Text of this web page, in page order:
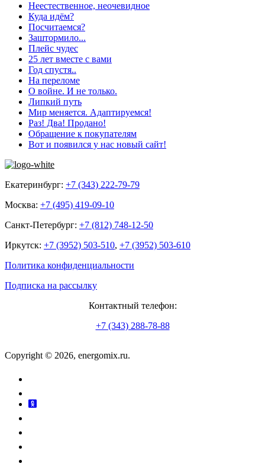
Неестественное, неочевидное
Куда идём?
Посчитаемся?
Заштормило...
Плейс чудес
25 лет вместе с вами
Год спустя..
На переломе
О войне. И не только.
Липкий путь
Мир меняется. Адаптируемся!
Раз! Два! Продано!
Обращение к покупателям
Вот и появился у нас новый сайт!
Екатеринбург: +7 (343) 222-79-79
Москва: +7 (495) 419-09-10
Санкт-Петербург: +7 (812) 748-12-50
Иркутск: +7 (3952) 503-510, +7 (3952) 503-610
Политика конфиденциальности
Подписка на рассылку
Контактный телефон:
+7 (343) 288-78-88
Copyright © 2026, energomix.ru.